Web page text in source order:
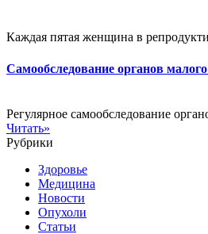
Каждая пятая женщина в
Самообследование органов малого
Регулярное самообследование
Читать»
Рубрики
Здоровье
Медицина
Новости
Опухоли
Статьи